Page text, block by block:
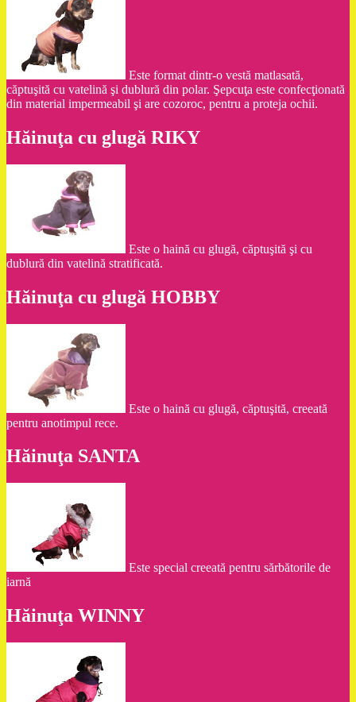
Este format dintr-o vestă matlasată,
căptuşită cu vatelină şi dublură din polar. Şepcuţa este confecţionată
din material impermeabil şi are cozoroc, pentru a proteja ochii.
Hăinuţa cu glugă RIKY
Este o haină cu glugă, căptuşită şi cu
dublură din vatelină stratificată.
Hăinuţa cu glugă HOBBY
Este o haină cu glugă, căptuşită, creeată
pentru anotimpul rece.
Hăinuţa SANTA
Este special creeată pentru sărbătorile de
iarnă
Hăinuţa WINNY